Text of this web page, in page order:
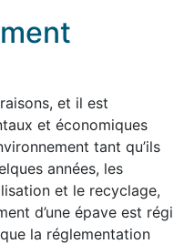
et il est
et économiques
tant qu’ils
années, les
et le recyclage,
d’une épave est régi
la réglementation